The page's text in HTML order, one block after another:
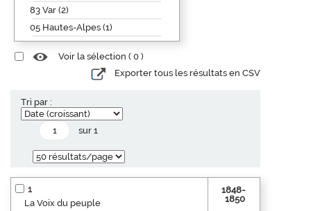
83 Var (2)
05 Hautes-Alpes (1)
Voir la sélection ( 0 )
Exporter tous les résultats en CSV
Tri par :
sur 1
1
La Voix du peuple
1848-
1850